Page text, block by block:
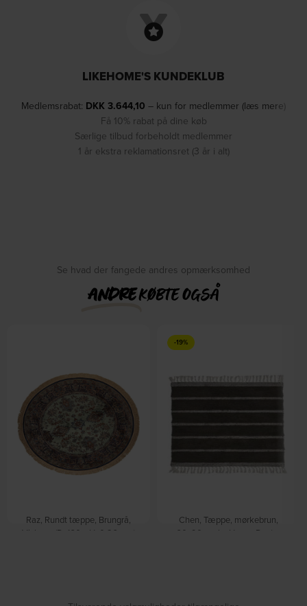
LIKEHOME'S KUNDEKLUB
Medlemsrabat: DKK 3.644,10 – kun for medlemmer (læs mere)
Få 10% rabat på dine køb
Særlige tilbud forbeholdt medlemmer
1 år ekstra reklamationsret (3 år i alt)
Se hvad der fangede andres opmærksomhed
ANDREKØBTE OGSÅ
Raz, Rundt tæppe, Brungrå,
Viskose (D: 160 x H: 0,26 cm.)
-19%
Chen, Tæppe, mørkebrun,
60x90 cm by House Doctor